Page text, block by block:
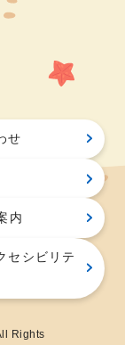
せ
内
セシビリテ
Rights